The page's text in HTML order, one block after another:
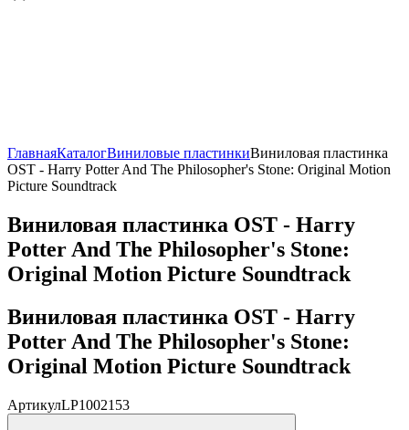
ГлавнаяКаталогВиниловые пластинкиВиниловая пластинка
OST - Harry Potter And The Philosopher's Stone: Original Motion
Picture Soundtrack
Виниловая пластинка OST - Harry
Potter And The Philosopher's Stone:
Original Motion Picture Soundtrack
Виниловая пластинка OST - Harry
Potter And The Philosopher's Stone:
Original Motion Picture Soundtrack
АртикулLP1002153